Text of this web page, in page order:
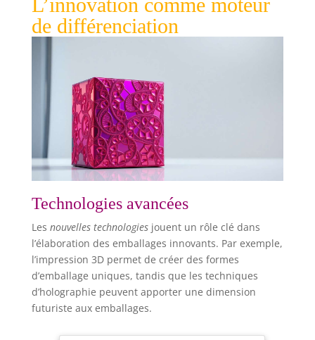
L’innovation comme moteur
de différenciation
Technologies avancées
Les nouvelles technologiesjouent un rôle clé dans
l’élaboration des emballages innovants. Par exemple,
l’impression 3D permet de créer des formes
d’emballage uniques, tandis que les techniques
d’holographie peuvent apporter une dimension
futuriste aux emballages.